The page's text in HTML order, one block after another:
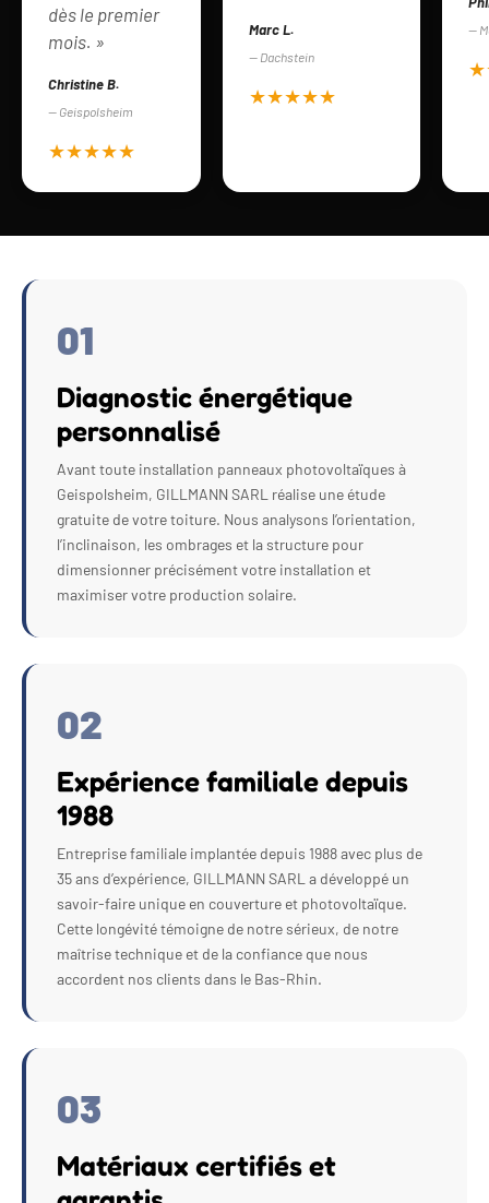
dès le premier
mois. »
Christine B.
— Geispolsheim
★★★★★
Marc L.
— Dachstein
★★★★★
—
01
Diagnostic énergétique
personnalisé
Avant toute installation panneaux photovoltaïques à
Geispolsheim, GILLMANN SARL réalise une étude
gratuite de votre toiture. Nous analysons l’orientation,
l’inclinaison, les ombrages et la structure pour
dimensionner précisément votre installation et
maximiser votre production solaire.
02
Expérience familiale depuis
1988
Entreprise familiale implantée depuis 1988 avec plus de
35 ans d’expérience, GILLMANN SARL a développé un
savoir-faire unique en couverture et photovoltaïque.
Cette longévité témoigne de notre sérieux, de notre
maîtrise technique et de la confiance que nous
accordent nos clients dans le Bas-Rhin.
03
Matériaux certifiés et